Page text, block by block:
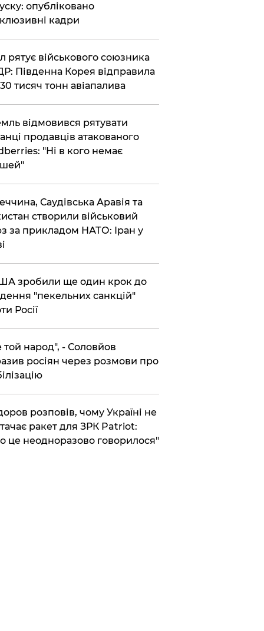
опубліковано
кадри
рятує військового союзника
Південна Корея відправила
тисяч тонн авіапалива
відмовився рятувати
продавців атакованого
"Ні в кого немає
Саудівська Аравія та
створили військовий
за прикладом НАТО: Іран у
зробили ще один крок до
"пекельних санкцій"
Росії
той народ", - Соловйов
росіян через розмови про
розповів, чому Україні не
ракет для ЗРК Patriot:
це неодноразово говорилося"